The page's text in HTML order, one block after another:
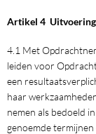
Artikel 4 Uitvoering
4.1 Met
leiden voor
een
haar
nemen als bedoeld
genoemde